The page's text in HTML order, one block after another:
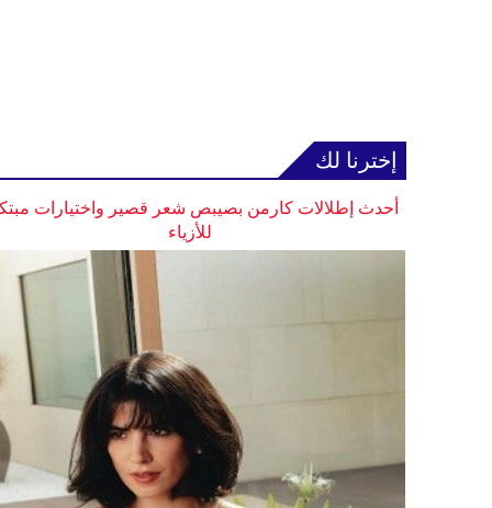
إخترنا لك
أحدث إطلالات كارمن بصيبص شعر قصير واختيارات
للأزياء